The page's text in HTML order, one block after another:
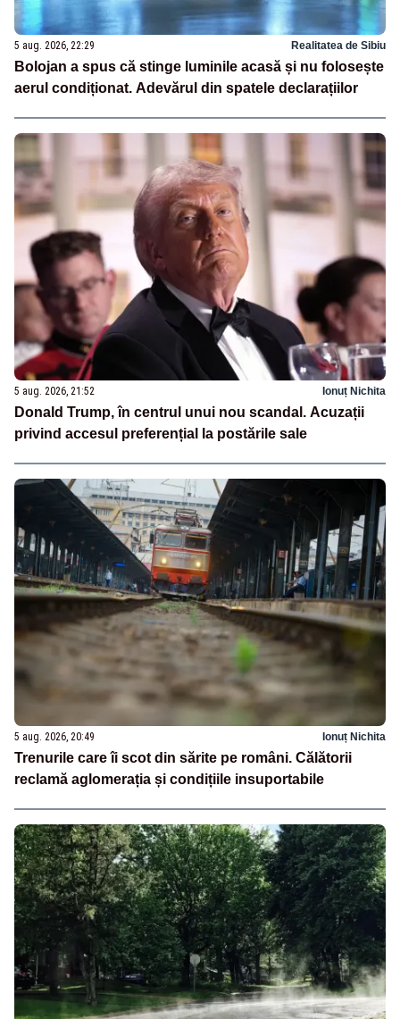
5 aug. 2026, 22:29 Realitatea de Sibiu
Bolojan a spus că stinge luminile acasă și nu folosește
aerul condiționat. Adevărul din spatele declarațiilor
5 aug. 2026, 21:52 Ionuț Nichita
Donald Trump, în centrul unui nou scandal. Acuzații
privind accesul preferențial la postările sale
5 aug. 2026, 20:49 Ionuț Nichita
Trenurile care îi scot din sărite pe români. Călătorii
reclamă aglomerația și condițiile insuportabile